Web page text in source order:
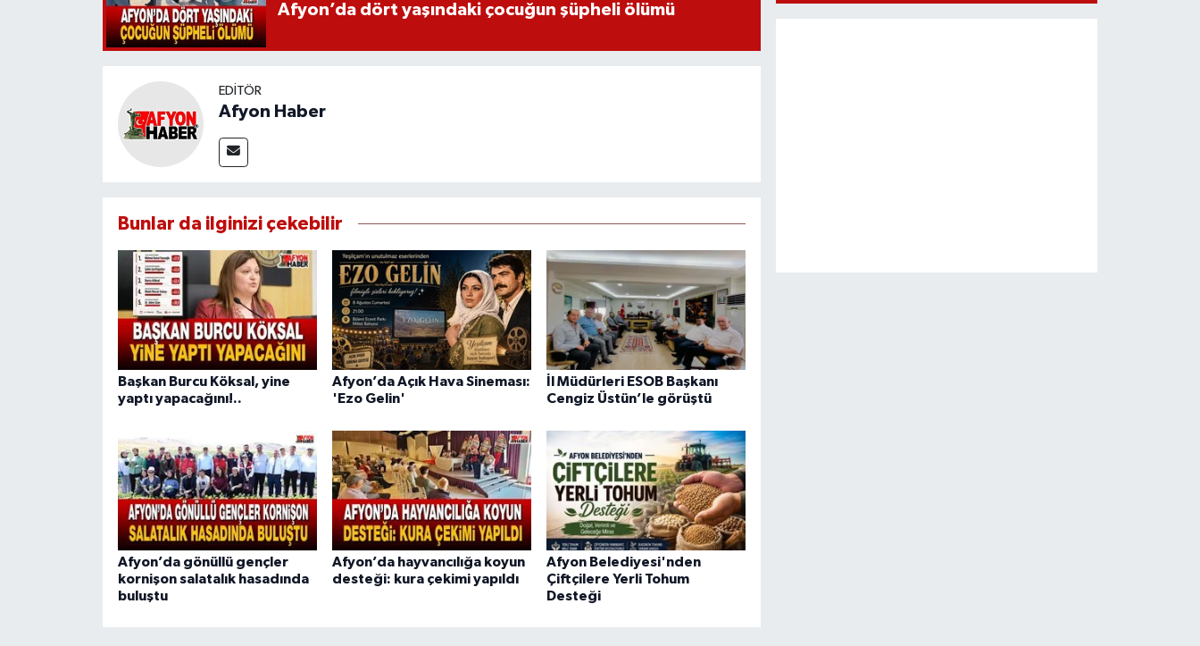
Afyon’da dört yaşındaki çocuğun şüpheli ölümü
EDITÖR
Afyon Haber
Bunlar da ilginizi çekebilir
Başkan Burcu Köksal, yine
yaptı yapacağını!..
Afyon’da Açık Hava Sineması:
'Ezo Gelin'
İl Müdürleri ESOB Başkanı
Cengiz Üstün’le görüştü
Afyon’da gönüllü gençler
kornişon salatalık hasadında
buluştu
Afyon’da hayvancılığa koyun
desteği: kura çekimi yapıldı
Afyon Belediyesi'nden
Çiftçilere Yerli Tohum
Desteği